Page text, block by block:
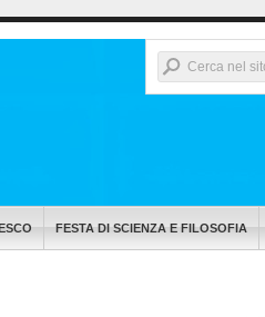
FESTA DI SCIENZA E FILOSOFIA